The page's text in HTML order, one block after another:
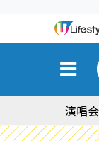
演唱会